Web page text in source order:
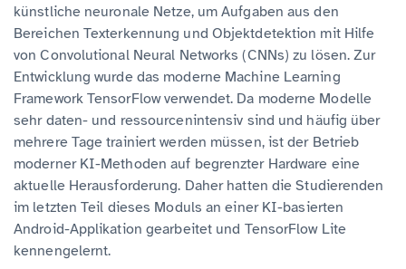
künstliche neuronale Netze, um Aufgaben aus den
Bereichen Texterkennung und Objektdetektion mit Hilfe
von Convolutional Neural Networks (CNNs) zu lösen. Zur
Entwicklung wurde das moderne Machine Learning
Framework TensorFlow verwendet. Da moderne Modelle
sehr daten- und ressourcenintensiv sind und häufig über
mehrere Tage trainiert werden müssen, ist der Betrieb
moderner KI-Methoden auf begrenzter Hardware eine
aktuelle Herausforderung. Daher hatten die Studierenden
im letzten Teil dieses Moduls an einer KI-basierten
Android-Applikation gearbeitet und TensorFlow Lite
kennengelernt.